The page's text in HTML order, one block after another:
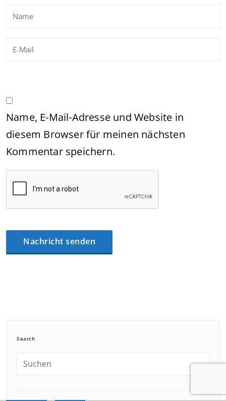
Name, E-Mail-Adresse und Website in
diesem Browser für meinen nächsten
Kommentar speichern.
Search